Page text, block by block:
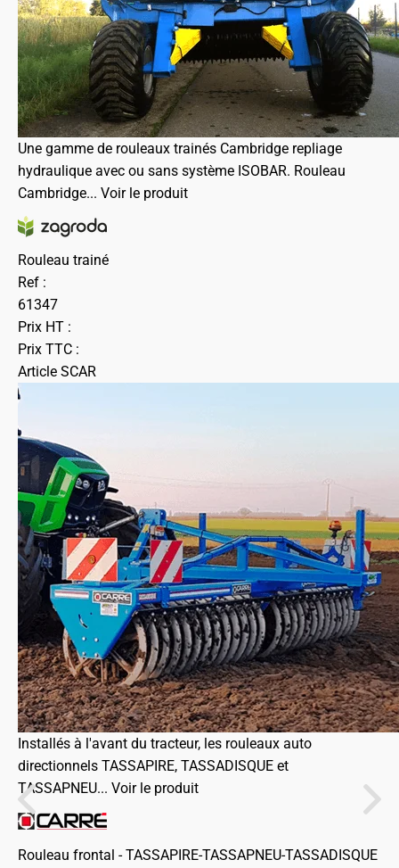
Une gamme de rouleaux trainés Cambridge repliage
hydraulique avec ou sans système ISOBAR. Rouleau
Cambridge... Voir le produit
Rouleau trainé
Ref :
61347
Prix HT :
Prix TTC :
Article SCAR
Installés à l'avant du tracteur, les rouleaux auto
directionnels TASSAPIRE, TASSADISQUE et
TASSAPNEU... Voir le produit
Rouleau frontal - TASSAPIRE-TASSAPNEU-TASSADISQUE